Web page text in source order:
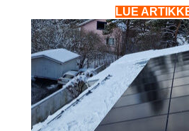
LUE